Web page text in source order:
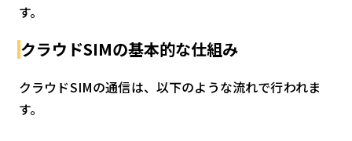
す。
クラウドSIMの基本的な仕組み
クラウドSIMの通信は、以下のような流れで行われま
す。